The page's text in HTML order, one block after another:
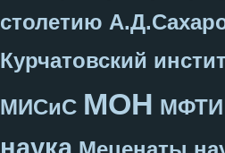
столетию
Курчатовский
МИСиС МОН МФТИ
наука